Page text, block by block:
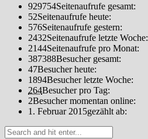
929754Seitenaufrufe gesamt:
52Seitenaufrufe heute:
576Seitenaufrufe gestern:
2432Seitenaufrufe letzte Woche:
2144Seitenaufrufe pro Monat:
387388Besucher gesamt:
47Besucher heute:
1894Besucher letzte Woche:
264Besucher pro Tag:
2Besucher momentan online:
1. Februar 2015gezählt ab: